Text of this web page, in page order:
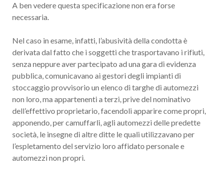
A ben vedere questa specificazione non era forse
necessaria.
Nel caso in esame, infatti, l’abusività della condotta è
derivata dal fatto che i soggetti che trasportavano i rifiuti,
senza neppure aver partecipato ad una gara di evidenza
pubblica, comunicavano ai gestori degli impianti di
stoccaggio provvisorio un elenco di targhe di automezzi
non loro, ma appartenenti a terzi, prive del nominativo
dell’effettivo proprietario, facendoli apparire come propri,
apponendo, per camuffarli, agli automezzi delle predette
società, le insegne di altre ditte le quali utilizzavano per
l’espletamento del servizio loro affidato personale e
automezzi non propri.